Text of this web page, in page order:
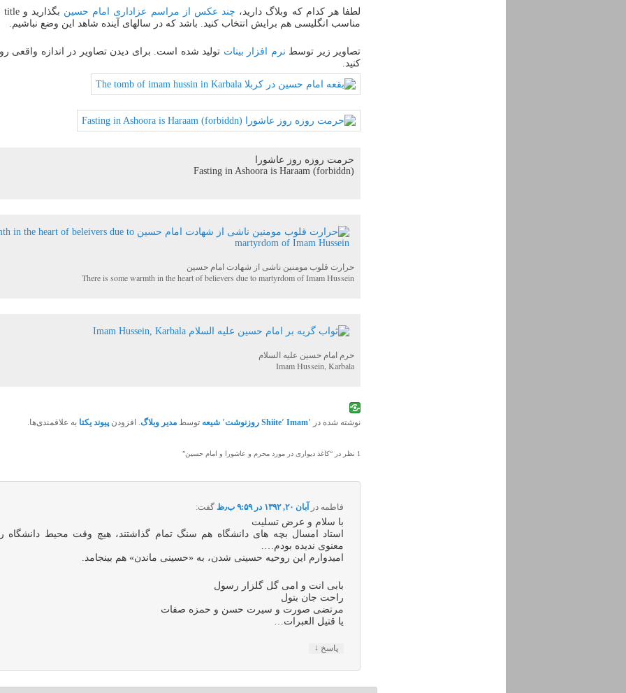
لطفا هر کدام که وبلاگ دارید، چند عکس از مراسم عزاداری امام حسین
مناسب انگلیسی هم برایش انتخاب کنید. باشد که در سالهای آینده شاهد این وضع نباشیم.
تصاویر زیر توسط نرم افزار بینات تولید شده است. برای دیدن تصاویر در اندازه واقعی
کنید.
حرمت روزه روز عاشورا
Fasting in Ashoora is Haraam (forbiddn)
حرارت قلوب مومنین ناشی از شهادت امام حسین
There is some warmth in the heart of believers due to martyrdom of Imam Hussein
حرم امام حسین علیه السلام
Imam Hussein, Karbala
نوشته شده در Imam٬ Shiite٬ روزنوشت٬ شیعه توسط مدیر وبلاگ. افزودنپیوند یکتا به علاقمندی‌ها.
1 نظر در “ کاغذ دیواری در مورد محرم و عاشورا و امام حسین”
فاطمه در آبان ۲۰, ۱۳۹۲ در ۹:۵۹ ب٫ظ گفت:
با سلام و عرض تسلیت
استاد امسال بچه های دانشگاه هم سنگ تمام گذاشتند، هیچ وقت محیط دانشگاه را
معنوی ندیده بودم….
امیدوارم این روحیه حسینی شدن، به «حسینی ماندن» هم بینجامد.
بابی انت و امی گل گلزار رسول
راحت جان بتول
مرتضی صورت و سیرت حسن و حمزه صفات
یا قتیل العبرات…
پاسخ ↓